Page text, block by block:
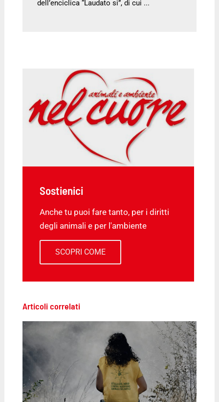
dell’enciclica “Laudato si”, di cui ...
Sostienici
Anche tu puoi fare tanto, per i diritti
degli animali e per l'ambiente
SCOPRI COME
Articoli correlati